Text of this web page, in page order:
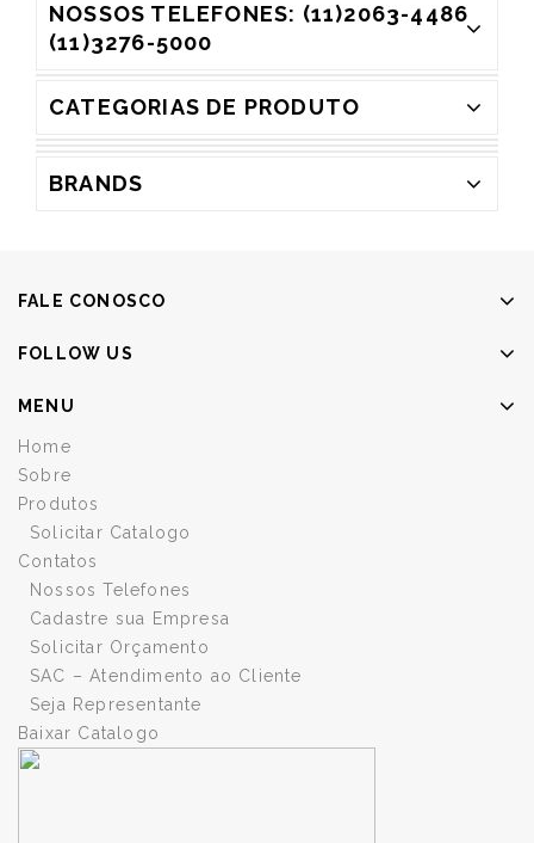
NOSSOS TELEFONES: (11)2063-4486
(11)3276-5000
CATEGORIAS DE PRODUTO
BRANDS
FALE CONOSCO
FOLLOW US
MENU
Home
Sobre
Produtos
Solicitar Catalogo
Contatos
Nossos Telefones
Cadastre sua Empresa
Solicitar Orçamento
SAC – Atendimento ao Cliente
Seja Representante
Baixar Catalogo